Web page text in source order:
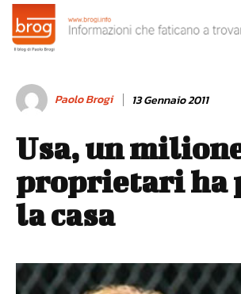
Paolo Brogi 13 Gennaio 2011
Usa, un
proprietari ha
la casa